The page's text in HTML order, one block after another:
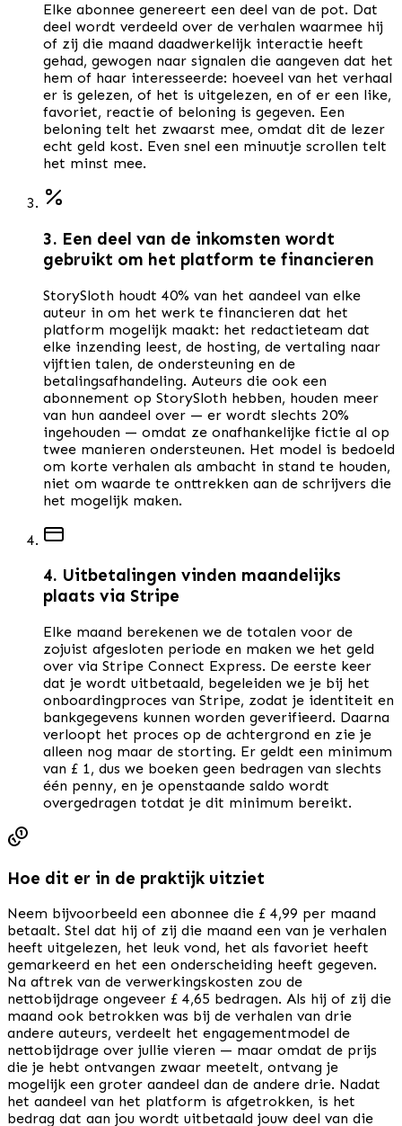
Elke abonnee genereert een deel van de pot. Dat
deel wordt verdeeld over de verhalen waarmee hij
of zij die maand daadwerkelijk interactie heeft
gehad, gewogen naar signalen die aangeven dat het
hem of haar interesseerde: hoeveel van het verhaal
er is gelezen, of het is uitgelezen, en of er een like,
favoriet, reactie of beloning is gegeven. Een
beloning telt het zwaarst mee, omdat dit de lezer
echt geld kost. Even snel een minuutje scrollen telt
het minst mee.
3. Een deel van de inkomsten wordt
gebruikt om het platform te financieren
StorySloth houdt 40% van het aandeel van elke
auteur in om het werk te financieren dat het
platform mogelijk maakt: het redactieteam dat
elke inzending leest, de hosting, de vertaling naar
vijftien talen, de ondersteuning en de
betalingsafhandeling. Auteurs die ook een
abonnement op StorySloth hebben, houden meer
van hun aandeel over — er wordt slechts 20%
ingehouden — omdat ze onafhankelijke fictie al op
twee manieren ondersteunen. Het model is bedoeld
om korte verhalen als ambacht in stand te houden,
niet om waarde te onttrekken aan de schrijvers die
het mogelijk maken.
4. Uitbetalingen vinden maandelijks
plaats via Stripe
Elke maand berekenen we de totalen voor de
zojuist afgesloten periode en maken we het geld
over via Stripe Connect Express. De eerste keer
dat je wordt uitbetaald, begeleiden we je bij het
onboardingproces van Stripe, zodat je identiteit en
bankgegevens kunnen worden geverifieerd. Daarna
verloopt het proces op de achtergrond en zie je
alleen nog maar de storting. Er geldt een minimum
van £ 1, dus we boeken geen bedragen van slechts
één penny, en je openstaande saldo wordt
overgedragen totdat je dit minimum bereikt.
Hoe dit er in de praktijk uitziet
Neem bijvoorbeeld een abonnee die £ 4,99 per maand
betaalt. Stel dat hij of zij die maand een van je verhalen
heeft uitgelezen, het leuk vond, het als favoriet heeft
gemarkeerd en het een onderscheiding heeft gegeven.
Na aftrek van de verwerkingskosten zou de
nettobijdrage ongeveer £ 4,65 bedragen. Als hij of zij die
maand ook betrokken was bij de verhalen van drie
andere auteurs, verdeelt het engagementmodel de
nettobijdrage over jullie vieren — maar omdat de prijs
die je hebt ontvangen zwaar meetelt, ontvang je
mogelijk een groter aandeel dan de andere drie. Nadat
het aandeel van het platform is afgetrokken, is het
bedrag dat aan jou wordt uitbetaald jouw deel van die